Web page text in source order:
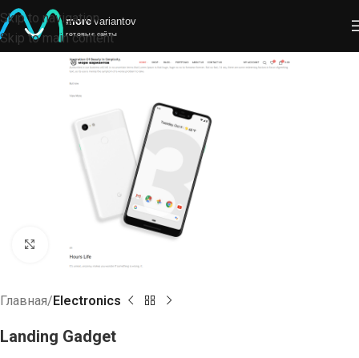
Skip to navigation
Skip to main content
Click to enlarge
Главная Electronics
Landing Gadget